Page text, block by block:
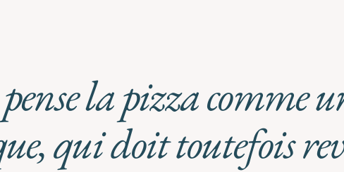
la pizza comme
qui doit toutefois